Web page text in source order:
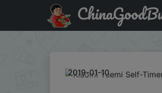
Купити на розпродажі Xiaomi Yuemi Self-
2019-01-10